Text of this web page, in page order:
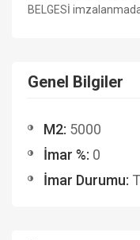
BELGESİ
Genel Bilgiler
M2: 5000
İmar %: 0
İmar Durumu: